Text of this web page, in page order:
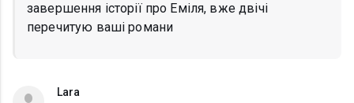
завершення історії про Еміля, вже двічі
перечитую ваші романи
Lara